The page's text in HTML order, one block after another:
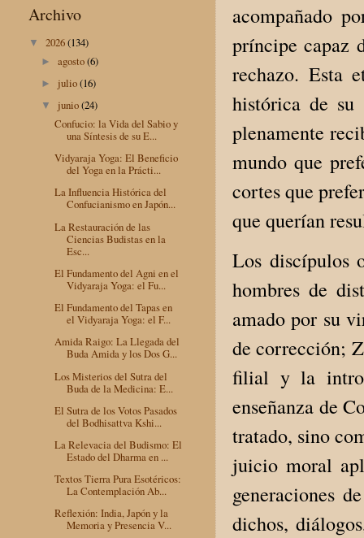
acompañado
príncipe capaz
rechazo. Esta
histórica de su
plenamente
mundo que
cortes que
que querían
Los discípulos
hombres de
amado por su
de corrección;
filial y la
enseñanza de
tratado, sino
juicio moral
generaciones
dichos,
Archivo
▼ 2026(134)
►agosto(6)
► julio(16)
▼ junio(24)
Confucio: la Vida del Sabio y
una Síntesis de su E...
Vidyaraja Yoga: El Beneficio
del Yoga en la Prácti...
La Influencia Histórica del
Confucianismo en Japón...
La Restauración de las
Ciencias Budistas en la
Esc...
El Fundamento del Agni en el
Vidyaraja Yoga: el Fu...
El Fundamento del Tapas en
el Vidyaraja Yoga: el F...
Amida Raigo: La Llegada del
Buda Amida y los Dos G...
Los Misterios del Sutra del
Buda de la Medicina: E...
El Sutra de los Votos Pasados
del Bodhisattva Kshi...
La Relevacia del Budismo: El
Estado del Dharma en ...
Textos Tierra Pura Esotéricos:
La Contemplación Ab...
Reflexión: India, Japón y la
Memoria y Presencia V...